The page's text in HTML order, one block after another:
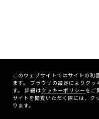
このウェブサイトではサイトの利
ます。 ブラウザの設定によりク
す。 詳細はクッキーポリシー をご
サイトを閲覧いただく際には、ク
ります。